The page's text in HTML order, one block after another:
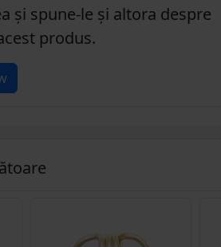
și spune-le și altora despre
produs.